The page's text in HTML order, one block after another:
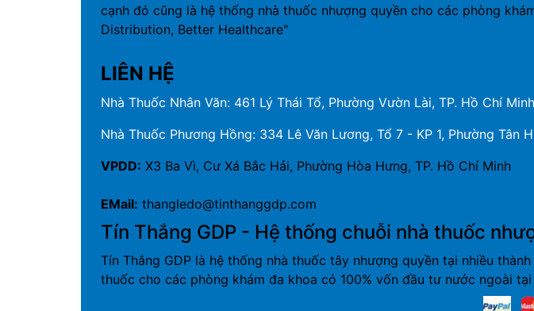
cạnh đó cũng là hệ thống nhà thuốc nhượng quyền cho các phòng
Distribution, Better Healthcare"
LIÊN HỆ
Nhà Thuốc Nhân Văn: 461 Lý Thái Tổ, Phường Vườn Lài, TP. Hồ Chí
Nhà Thuốc Phương Hồng: 334 Lê Văn Lương, Tổ 7 - KP 1, Phường Tân
VPDD: X3 Ba Vì, Cư Xá Bắc Hải, Phường Hòa Hưng, TP. Hồ Chí Minh
EMail: thangledo@tinthanggdp.com
Tín Thắng GDP - Hệ thống chuỗi nhà thuốc
Tín Thắng GDP là hệ thống nhà thuốc tây nhượng quyền tại nhiều
thuốc cho các phòng khám đa khoa có 100% vốn đầu tư nước ngoài tại